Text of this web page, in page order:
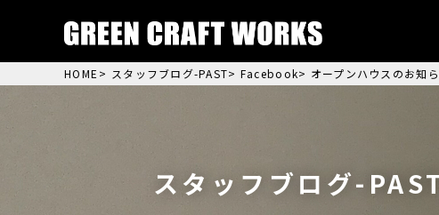
HOME > スタッフブログ-PAST> Facebook> オープンハウスのお知
スタッフブログ-